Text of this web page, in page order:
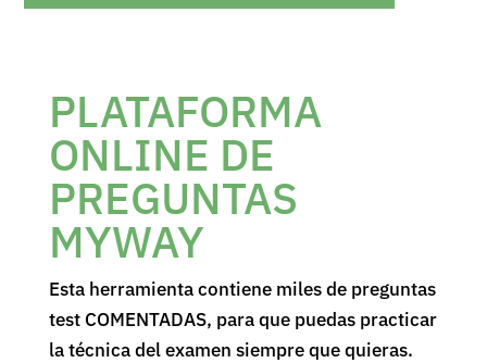
PLATAFORMA
ONLINE DE
PREGUNTAS
MYWAY
Esta herramienta contiene miles de preguntas
test COMENTADAS, para que puedas practicar
la técnica del examen siempre que quieras.